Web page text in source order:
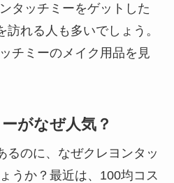
タッチミーをゲットした
れる人も多いでしょう。
チミーのメイク用品を見
がなぜ人気？
るのに、なぜクレヨンタッ
うか？最近は、100均コス